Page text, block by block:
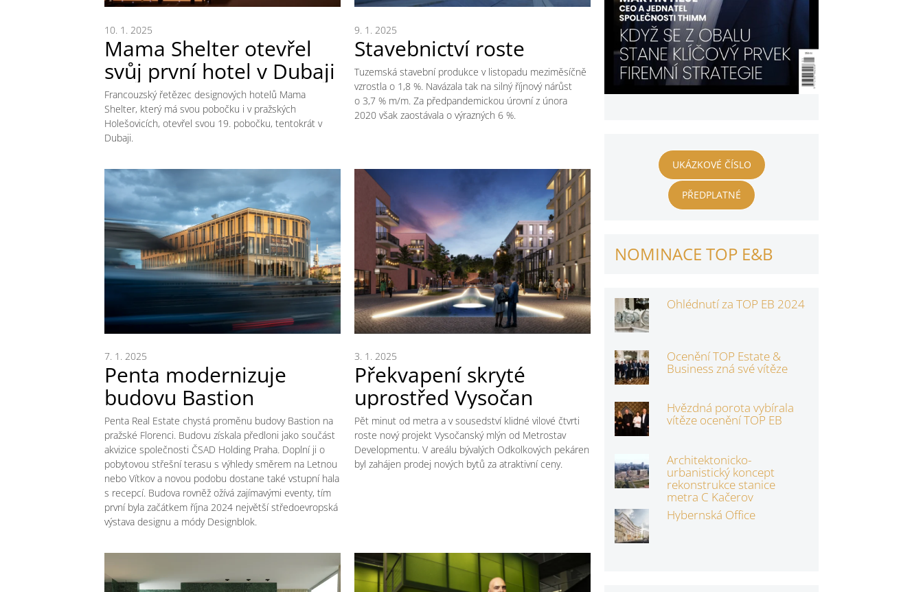
Mama Shelter otevřel
svůj první hotel v Dubaji
10. 1. 2025
Francouzský řetězec designových hotelů Mama
Shelter, který má svou pobočku i v pražských
Holešovicích, otevřel svou 19. pobočku, tentokrát v
Dubaji.
Stavebnictví roste
9. 1. 2025
Tuzemská stavební produkce v listopadu meziměsíčně
vzrostla o 1,8 %. Navázala tak na silný říjnový nárůst
o 3,7 % m/m. Za předpandemickou úrovní z února
2020 však zaostávala o výrazných 6 %.
Penta modernizuje
budovu Bastion
7. 1. 2025
Penta Real Estate chystá proměnu budovy Bastion na
pražské Florenci. Budovu získala předloni jako součást
akvizice společnosti ČSAD Holding Praha. Doplní ji o
pobytovou střešní terasu s výhledy směrem na Letnou
nebo Vítkov a novou podobu dostane také vstupní hala
s recepcí. Budova rovněž ožívá zajímavými eventy, tím
první byla začátkem října 2024 největší středoevropská
výstava designu a módy Designblok.
Překvapení skryté
uprostřed Vysočan
3. 1. 2025
Pět minut od metra a v sousedství klidné vilové čtvrti
roste nový projekt Vysočanský mlýn od Metrostav
Developmentu. V areálu bývalých Odkolkových pekáren
byl zahájen prodej nových bytů za atraktivní ceny.
UKÁZKOVÉ ČÍSLO
PŘEDPLATNÉ
NOMINACE TOP E&B
Ohlédnutí za TOP EB 2024
Ocenění TOP Estate &
Business zná své vítěze
Hvězdná porota vybírala
vítěze ocenění TOP EB
Architektonicko-
urbanistický koncept
rekonstrukce stanice
metra C Kačerov
Hybernská Office